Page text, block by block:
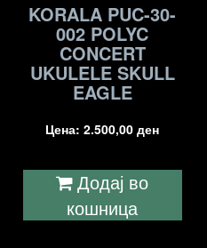
KORALA PUC-30-
002 POLYC
CONCERT
UKULELE SKULL
EAGLE
Цена:2.500,00ден
Додај во
кошница